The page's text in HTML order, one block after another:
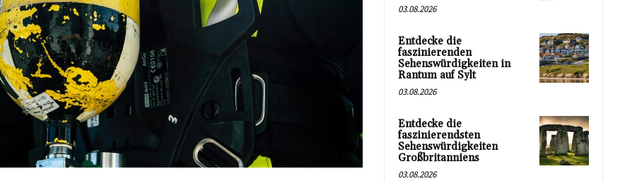
03.08.2026
Entdecke die
faszinierenden
Sehenswürdigkeiten in
Rantum auf Sylt
03.08.2026
Entdecke die
faszinierendsten
Sehenswürdigkeiten
Großbritanniens
03.08.2026